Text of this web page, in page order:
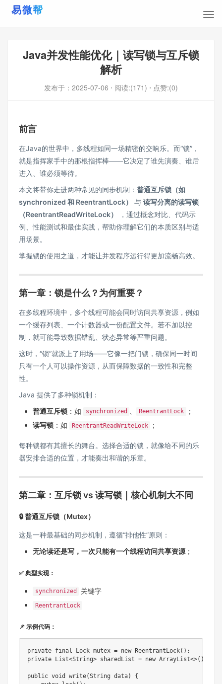
Java并发性能优化｜读写锁与互斥锁
解析
发布于： 2025-07-06 ⋅ 阅读:(171) ⋅ 点赞:(0)
前言
在Java的世界中，多线程如同一场精密的交响乐。而“锁”，
就是指挥家手中的那根指挥棒——它决定了谁先演奏、谁后
进入、谁必须等待。
本文将带你走进两种常见的同步机制： 普通互斥锁（如
synchronized 和 ReentrantLock）
与 读写分离的读写锁
（ReentrantReadWriteLock）
，通过概念对比、代码示
例、性能测试和最佳实践，帮助你理解它们的本质区别与适
用场景。
掌握锁的使用之道，才能让并发程序运行得更加流畅高效。
第一章：锁是什么？为何重要？
在多线程环境中，多个线程可能会同时访问共享资源，例如
一个缓存列表、一个计数器或一份配置文件。若不加以控
制，就可能导致数据错乱、状态异常等严重问题。
这时，“锁”就派上了用场——它像一把门锁，确保同一时间
只有一个人可以操作资源，从而保障数据的一致性和完整
性。
Java 提供了多种锁机制：
普通互斥锁 ：如 synchronized ReentrantLock
；
读写锁 ：如 ReentrantReadWriteLock ；
每种锁都有其擅长的舞台。选择合适的锁，就像给不同的乐
器安排合适的位置，才能奏出和谐的乐章。
第二章：互斥锁 vs 读写锁｜核心机制大不同
🔒 普通互斥锁（Mutex）
这是一种最基础的同步机制，遵循“排他性”原则：
无论读还是写，一次只能有一个线程访问共享资源 ；
✅ 典型实现：
synchronized 关键字
ReentrantLock
📌 示例代码：
private final Lock mutex = new ReentrantLock( ) ;
private
List<String> sharedList = new ArrayList<>( )
public void write(String data)
{